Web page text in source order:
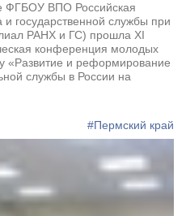
ФГБОУ ВПО Российская
и государственной службы при
РАНХ и ГС) прошла XI
конференция молодых
«Развитие и реформирование
службы в России на
#Пермский край